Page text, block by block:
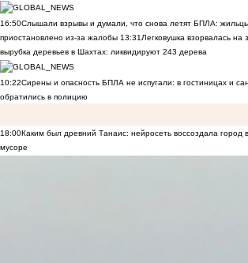
16:50Слышали взрывы и думали, что снова летят БПЛА:
приостановлено из-за жалобы 13:31Легковушка взорвалась на
вырубка деревьев в Шахтах: ликвидируют 243 дерева
10:22Сирены и опасность БПЛА не испугали: в гостиницах и
обратились в полицию
18:00Каким был древний Танаис: нейросеть воссоздала город
мусоре